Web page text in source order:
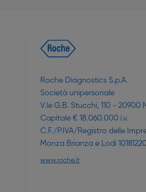
Roche Diagnostics S.p.A.
Società unipersonale
V.le G.B. Stucchi, 110 - 20900
Capitale € 18.060.000 i.v.
C.F./P.IVA/Registro delle
Monza Brianza e Lodi
www.roche.it